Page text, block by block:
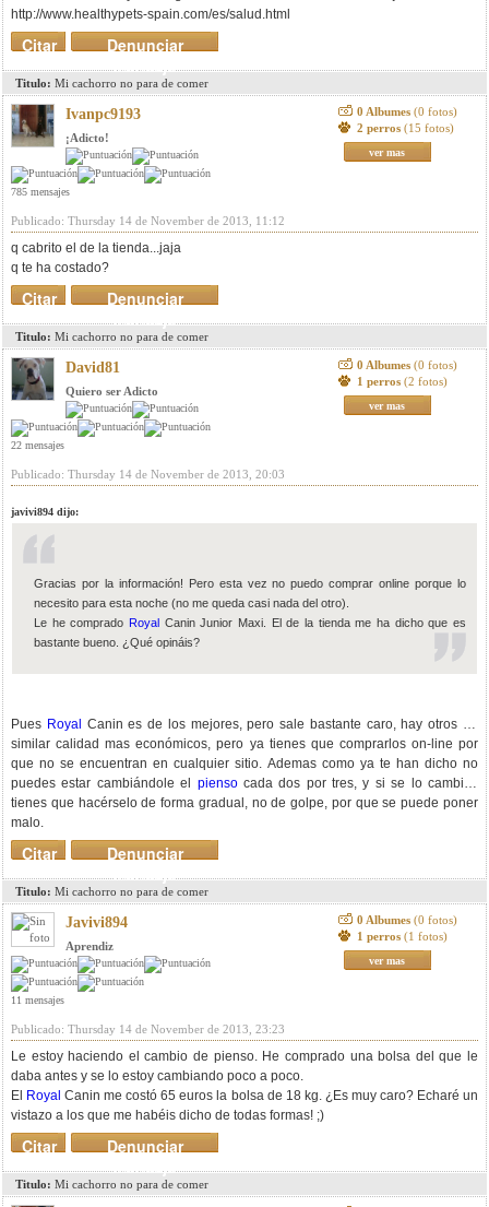
http://www.healthypets-spain.com/es/salud.html
Denunciar
mensaje
Citar
Titulo: Mi cachorro no para de comer
Ivanpc9193
¡Adicto!
785 mensajes
0 Albumes (0 fotos)
2 perros (15 fotos)
ver mas
Publicado: Thursday 14 de November de 2013, 11:12
q cabrito el de la tienda...jaja
q te ha costado?
Denunciar
mensaje
Citar
Titulo: Mi cachorro no para de comer
David81
Quiero ser Adicto
22 mensajes
0 Albumes (0 fotos)
1 perros (2 fotos)
ver mas
Publicado: Thursday 14 de November de 2013, 20:03
javivi894 dijo:
Gracias por la información! Pero esta vez no puedo comprar online porque lo
necesito para esta noche (no me queda casi nada del otro).
Le he comprado Royal Canin Junior Maxi. El de la tienda me ha dicho que es
bastante bueno. ¿Qué opináis?
Pues Royal Canin es de los mejores, pero sale bastante caro, hay otros de
similar calidad mas económicos, pero ya tienes que comprarlos on-line por
que no se encuentran en cualquier sitio. Ademas como ya te han dicho no
puedes estar cambiándole el piensocada dos por tres, y si se lo cambias
tienes que hacérselo de forma gradual, no de golpe, por que se puede poner
malo.
Denunciar
mensaje
Citar
Titulo: Mi cachorro no para de comer
Javivi894
Aprendiz
11 mensajes
0 Albumes (0 fotos)
1 perros (1 fotos)
ver mas
Publicado: Thursday 14 de November de 2013, 23:23
Le estoy haciendo el cambio de pienso. He comprado una bolsa del que le
daba antes y se lo estoy cambiando poco a poco.
El Royal Canin me costó 65 euros la bolsa de 18 kg. ¿Es muy caro? Echaré un
vistazo a los que me habéis dicho de todas formas! ;)
Denunciar
mensaje
Citar
Titulo: Mi cachorro no para de comer